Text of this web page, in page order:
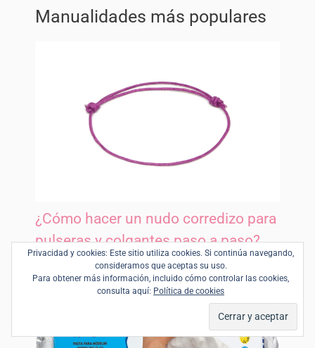
Manualidades más populares
¿Cómo hacer un nudo corredizo para
pulseras y colgantes paso a paso?
Nudos
Privacidad y cookies: Este sitio utiliza cookies. Si continúa navegando,
consideramos que aceptas su uso.
Para obtener más información, incluido cómo controlar las cookies,
consulta aquí: Política de cookies